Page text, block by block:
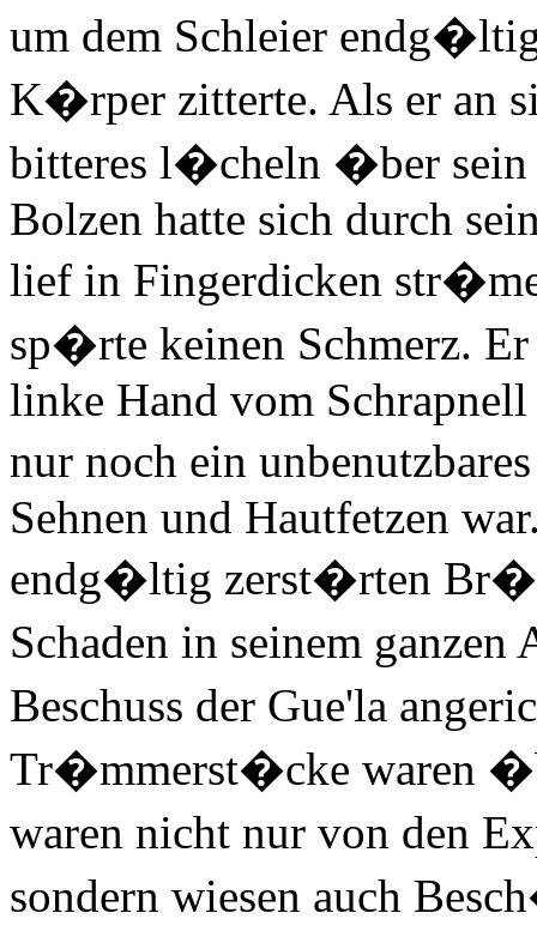
um dem Schleier
K�rper zitterte. Als er an
bitteres l�cheln �ber sein
Bolzen hatte sich durch
lief in Fingerdicken
sp�rte keinen Schmerz. Er
linke Hand vom
nur noch ein
Sehnen und Hautfetzen
endg�ltig zerst�rten
Schaden in seinem
Beschuss der Gue'la
Tr�mmerst�cke waren
waren nicht nur von den
sondern wiesen auch